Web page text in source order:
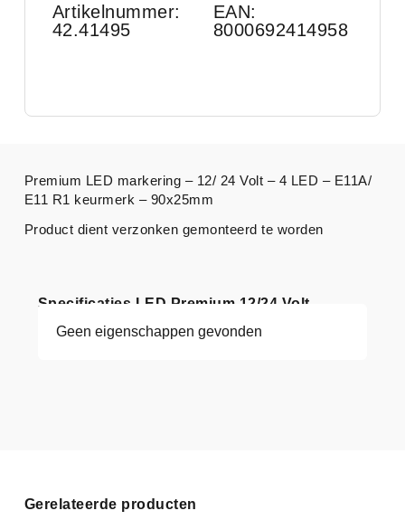
Artikelnummer:
42.41495
EAN:
8000692414958
Specificaties LED Premium 12/24 Volt
Geen eigenschappen gevonden
Premium LED markering – 12/ 24 Volt – 4 LED – E11A/
E11 R1 keurmerk – 90x25mm
Product dient verzonken gemonteerd te worden
Gerelateerde producten